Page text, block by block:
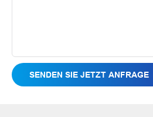
SENDEN SIE JETZT ANFRAGE